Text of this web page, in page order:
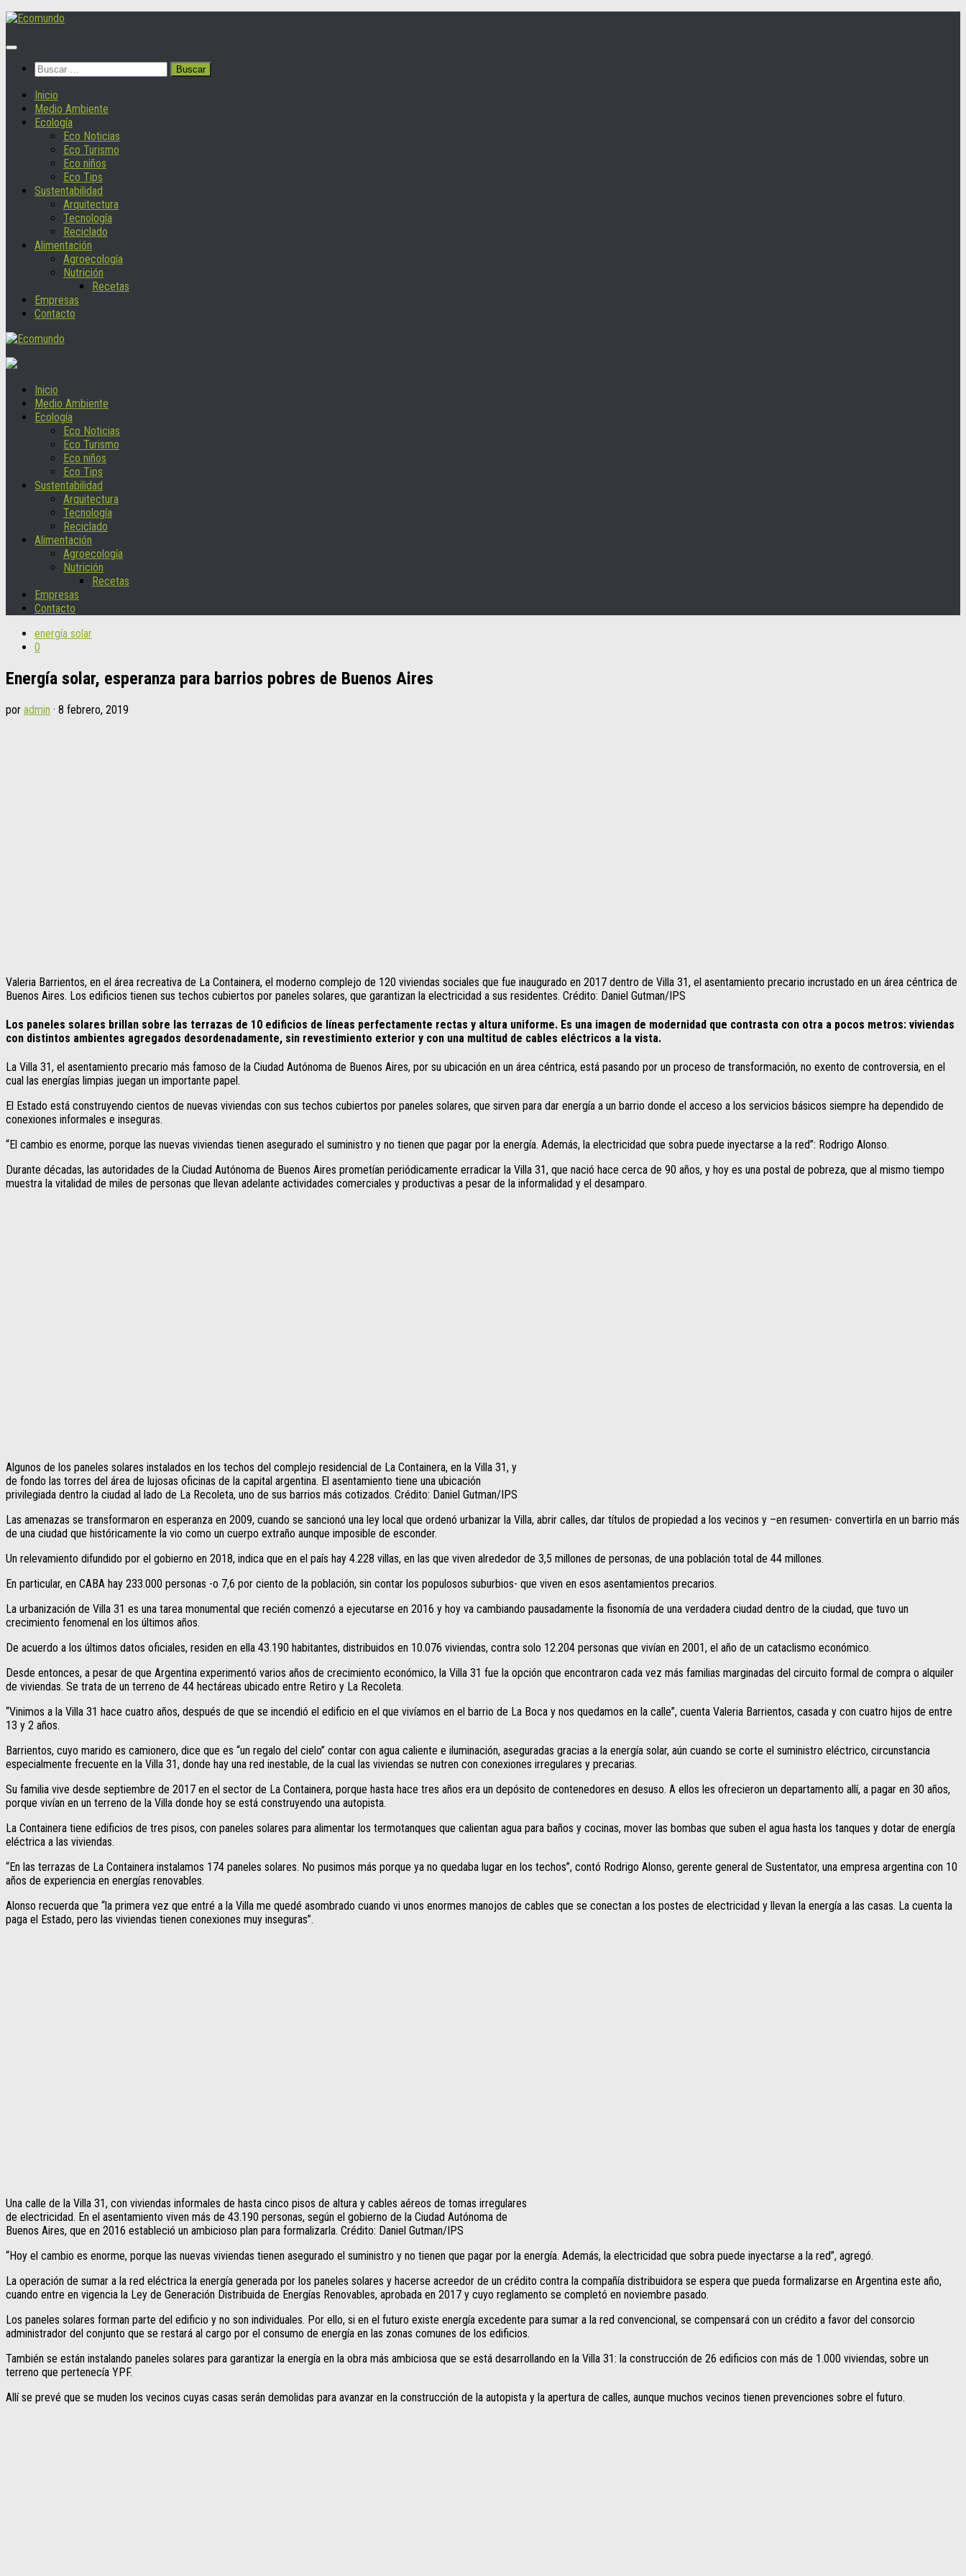
Saltar
contenido
Buscar:
Inicio
Medio Ambiente
Ecología
Eco Noticias
Eco Turismo
Eco niños
Eco Tips
Sustentabilidad
Arquitectura
Tecnología
Reciclado
Alimentación
Agroecología
Nutrición
Recetas
Empresas
Contacto
Inicio
Medio Ambiente
Ecología
Eco Noticias
Eco Turismo
Eco niños
Eco Tips
Sustentabilidad
Arquitectura
Tecnología
Reciclado
Alimentación
Agroecología
Nutrición
Recetas
Empresas
Contacto
energía solar
0
Energía solar, esperanza para barrios pobres de Buenos Aires
por admin · 8 febrero, 2019
Valeria Barrientos, en el área recreativa de La Containera, el moderno complejo de 120 viviendas sociales que fue inaugurado en 2017 dentro de Villa 31, el asentamiento precario incrustado en un área céntrica de
Buenos Aires. Los edificios tienen sus techos cubiertos por paneles solares, que garantizan la electricidad a sus residentes. Crédito: Daniel Gutman/IPS
Los paneles solares brillan sobre las terrazas de 10 edificios de líneas perfectamente rectas y altura uniforme. Es una imagen de modernidad que contrasta con otra a pocos metros: viviendas
con distintos ambientes agregados desordenadamente, sin revestimiento exterior y con una multitud de cables eléctricos a la vista.
La Villa 31, el asentamiento precario más famoso de la Ciudad Autónoma de Buenos Aires, por su ubicación en un área céntrica, está pasando por un proceso de transformación, no exento de controversia, en el
cual las energías limpias juegan un importante papel.
El Estado está construyendo cientos de nuevas viviendas con sus techos cubiertos por paneles solares, que sirven para dar energía a un barrio donde el acceso a los servicios básicos siempre ha dependido de
conexiones informales e inseguras.
“El cambio es enorme, porque las nuevas viviendas tienen asegurado el suministro y no tienen que pagar por la energía. Además, la electricidad que sobra puede inyectarse a la red”: Rodrigo Alonso.
Durante décadas, las autoridades de la Ciudad Autónoma de Buenos Aires prometían periódicamente erradicar la Villa 31, que nació hace cerca de 90 años, y hoy es una postal de pobreza, que al mismo tiempo
muestra la vitalidad de miles de personas que llevan adelante actividades comerciales y productivas a pesar de la informalidad y el desamparo.
Algunos de los paneles solares instalados en los techos del complejo residencial de La Containera, en la Villa 31, y
de fondo las torres del área de lujosas oficinas de la capital argentina. El asentamiento tiene una ubicación
privilegiada dentro la ciudad al lado de La Recoleta, uno de sus barrios más cotizados. Crédito: Daniel Gutman/IPS
Las amenazas se transformaron en esperanza en 2009, cuando se sancionó una ley local que ordenó urbanizar la Villa, abrir calles, dar títulos de propiedad a los vecinos y –en resumen- convertirla en un barrio más
de una ciudad que históricamente la vio como un cuerpo extraño aunque imposible de esconder.
Un relevamiento difundido por el gobierno en 2018, indica que en el país hay 4.228 villas, en las que viven alrededor de 3,5 millones de personas, de una población total de 44 millones.
En particular, en CABA hay 233.000 personas -o 7,6 por ciento de la población, sin contar los populosos suburbios- que viven en esos asentamientos precarios.
La urbanización de Villa 31 es una tarea monumental que recién comenzó a ejecutarse en 2016 y hoy va cambiando pausadamente la fisonomía de una verdadera ciudad dentro de la ciudad, que tuvo un
crecimiento fenomenal en los últimos años.
De acuerdo a los últimos datos oficiales, residen en ella 43.190 habitantes, distribuidos en 10.076 viviendas, contra solo 12.204 personas que vivían en 2001, el año de un cataclismo económico.
Desde entonces, a pesar de que Argentina experimentó varios años de crecimiento económico, la Villa 31 fue la opción que encontraron cada vez más familias marginadas del circuito formal de compra o alquiler
de viviendas. Se trata de un terreno de 44 hectáreas ubicado entre Retiro y La Recoleta.
“Vinimos a la Villa 31 hace cuatro años, después de que se incendió el edificio en el que vivíamos en el barrio de La Boca y nos quedamos en la calle”, cuenta Valeria Barrientos, casada y con cuatro hijos de entre
13 y 2 años.
Barrientos, cuyo marido es camionero, dice que es “un regalo del cielo” contar con agua caliente e iluminación, aseguradas gracias a la energía solar, aún cuando se corte el suministro eléctrico, circunstancia
especialmente frecuente en la Villa 31, donde hay una red inestable, de la cual las viviendas se nutren con conexiones irregulares y precarias.
Su familia vive desde septiembre de 2017 en el sector de La Containera, porque hasta hace tres años era un depósito de contenedores en desuso. A ellos les ofrecieron un departamento allí, a pagar en 30 años,
porque vivían en un terreno de la Villa donde hoy se está construyendo una autopista.
La Containera tiene edificios de tres pisos, con paneles solares para alimentar los termotanques que calientan agua para baños y cocinas, mover las bombas que suben el agua hasta los tanques y dotar de energía
eléctrica a las viviendas.
“En las terrazas de La Containera instalamos 174 paneles solares. No pusimos más porque ya no quedaba lugar en los techos”, contó Rodrigo Alonso, gerente general de Sustentator, una empresa argentina con 10
años de experiencia en energías renovables.
Alonso recuerda que “la primera vez que entré a la Villa me quedé asombrado cuando vi unos enormes manojos de cables que se conectan a los postes de electricidad y llevan la energía a las casas. La cuenta la
paga el Estado, pero las viviendas tienen conexiones muy inseguras”.
Una calle de la Villa 31, con viviendas informales de hasta cinco pisos de altura y cables aéreos de tomas irregulares
de electricidad. En el asentamiento viven más de 43.190 personas, según el gobierno de la Ciudad Autónoma de
Buenos Aires, que en 2016 estableció un ambicioso plan para formalizarla. Crédito: Daniel Gutman/IPS
“Hoy el cambio es enorme, porque las nuevas viviendas tienen asegurado el suministro y no tienen que pagar por la energía. Además, la electricidad que sobra puede inyectarse a la red”, agregó.
La operación de sumar a la red eléctrica la energía generada por los paneles solares y hacerse acreedor de un crédito contra la compañía distribuidora se espera que pueda formalizarse en Argentina este año,
cuando entre en vigencia la Ley de Generación Distribuida de Energías Renovables, aprobada en 2017 y cuyo reglamento se completó en noviembre pasado.
Los paneles solares forman parte del edificio y no son individuales. Por ello, si en el futuro existe energía excedente para sumar a la red convencional, se compensará con un crédito a favor del consorcio
administrador del conjunto que se restará al cargo por el consumo de energía en las zonas comunes de los edificios.
También se están instalando paneles solares para garantizar la energía en la obra más ambiciosa que se está desarrollando en la Villa 31: la construcción de 26 edificios con más de 1.000 viviendas, sobre un
terreno que pertenecía YPF.
Allí se prevé que se muden los vecinos cuyas casas serán demolidas para avanzar en la construcción de la autopista y la apertura de calles, aunque muchos vecinos tienen prevenciones sobre el futuro.